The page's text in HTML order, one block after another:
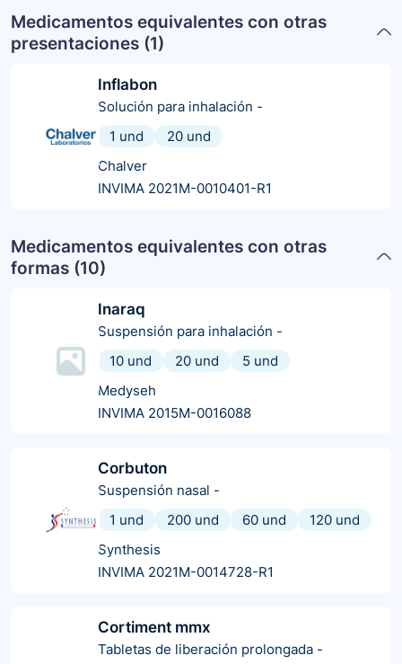
Medicamentos equivalentes con otras
presentaciones (1)
Inflabon
Solución para inhalación -
1 und
20 und
Chalver
INVIMA 2021M-0010401-R1
Medicamentos equivalentes con otras
formas (10)
Inaraq
Suspensión para inhalación -
10 und
20 und
5 und
Medyseh
INVIMA 2015M-0016088
Corbuton
Suspensión nasal -
1 und
200 und 60 und
120 und
Synthesis
INVIMA 2021M-0014728-R1
Cortiment mmx
Tabletas de liberación prolongada -